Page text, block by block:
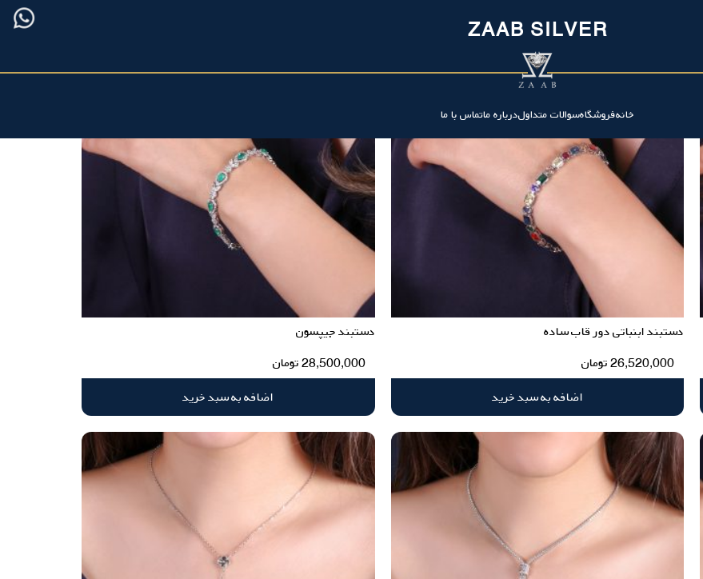
ZAAB SILVER
خانهفروشگاهسوالات متداولدرباره ماتماس با ما
دستبند ابنباتی دور قاب ساده
26,520,000تومان
اضافه به سبد خرید
دستبند جیپسون
28,500,000تومان
اضافه به سبد خرید